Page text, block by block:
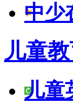
中少
儿童
儿童